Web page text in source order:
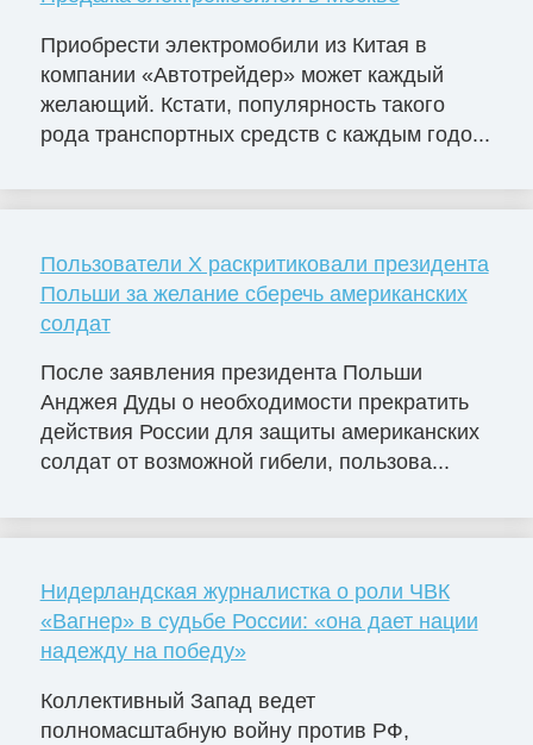
Приобрести электромобили из Китая в
компании «Автотрейдер» может каждый
желающий. Кстати, популярность такого
рода транспортных средств с каждым годо...
Пользователи X раскритиковали президента
Польши за желание сберечь американских
солдат
После заявления президента Польши
Анджея Дуды о необходимости прекратить
действия России для защиты американских
солдат от возможной гибели, пользова...
Нидерландская журналистка о роли ЧВК
«Вагнер» в судьбе России: «она дает нации
надежду на победу»
Коллективный Запад ведет
полномасштабную войну против РФ,